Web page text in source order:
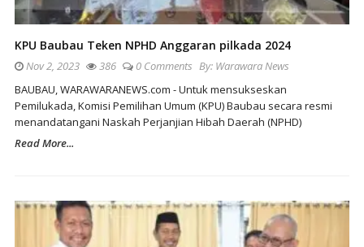
KPU Baubau Teken NPHD Anggaran pilkada 2024
Nov 2, 2023 386 0 Comments By: Warawara News
BAUBAU, WARAWARANEWS.com - Untuk mensukseskan
Pemilukada, Komisi Pemilihan Umum (KPU) Baubau secara resmi
menandatangani Naskah Perjanjian Hibah Daerah (NPHD)
Read More...